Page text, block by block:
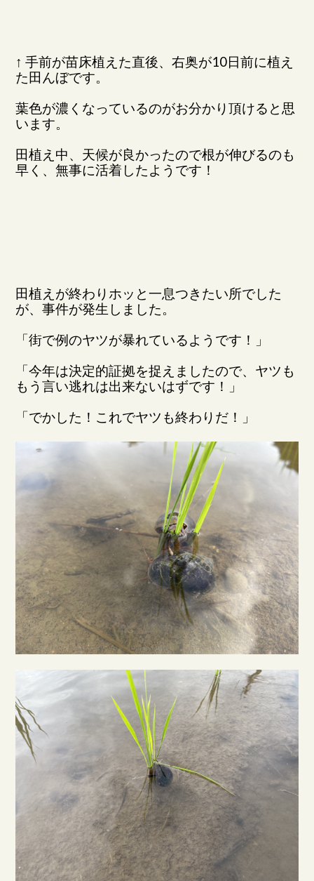
↑ 手前が苗床植えた直後、右奥が10日前に植え
た田んぼです。
葉色が濃くなっているのがお分かり頂けると思
います。
田植え中、天候が良かったので根が伸びるのも
早く、無事に活着したようです！
田植えが終わりホッと一息つきたい所でした
が、事件が発生しました。
「街で例のヤツが暴れているようです！」
「今年は決定的証拠を捉えましたので、ヤツも
もう言い逃れは出来ないはずです！」
「でかした！これでヤツも終わりだ！」